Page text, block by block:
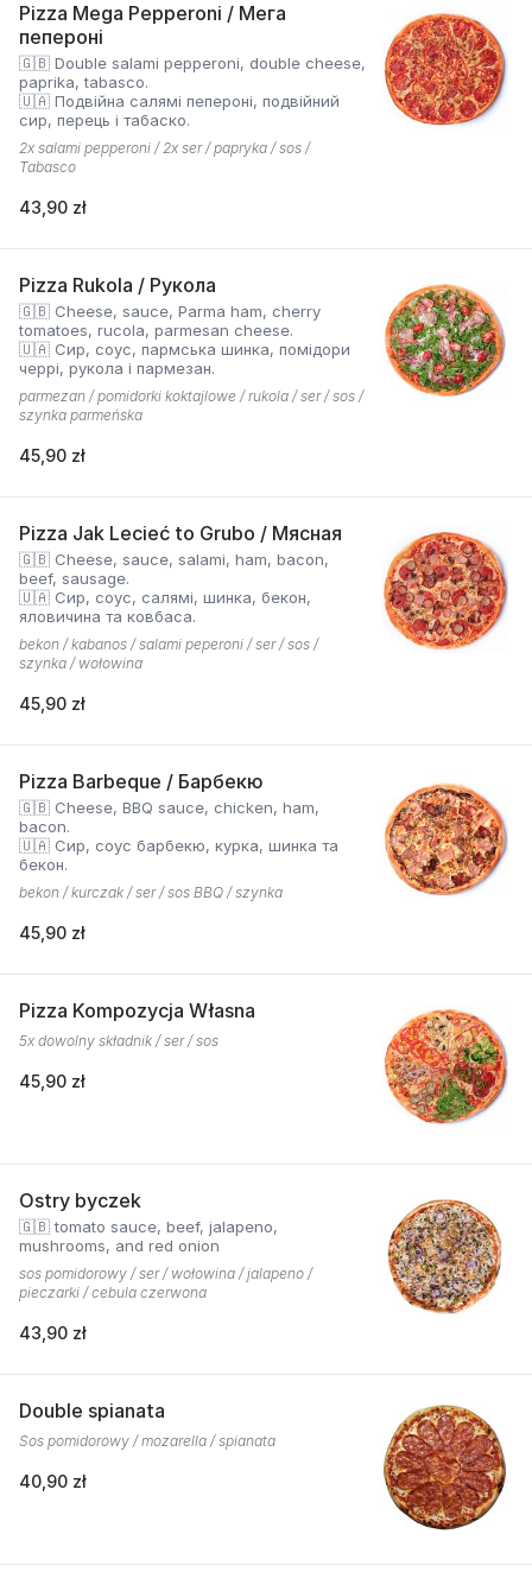
Pizza Mega Pepperoni / Мега
пепероні
🇬🇧 Double salami pepperoni, double cheese,
paprika, tabasco.
🇺🇦 Подвійна салямі пепероні, подвійний
сир, перець і табаско.
2x salami pepperoni / 2x ser / papryka / sos /
Tabasco
43,90 zł
Pizza Rukola / Рукола
🇬🇧 Cheese, sauce, Parma ham, cherry
tomatoes, rucola, parmesan cheese.
🇺🇦 Сир, соус, пармська шинка, помідори
черрі, рукола і пармезан.
parmezan / pomidorki koktajlowe / rukola / ser / sos /
szynka parmeńska
45,90 zł
Pizza Jak Lecieć to Grubo / Мясная
🇬🇧 Cheese, sauce, salami, ham, bacon,
beef, sausage.
🇺🇦 Сир, соус, салямі, шинка, бекон,
яловичина та ковбаса.
bekon / kabanos / salami peperoni / ser / sos /
szynka / wołowina
45,90 zł
Pizza Barbeque / Барбекю
🇬🇧 Cheese, BBQ sauce, chicken, ham,
bacon.
🇺🇦 Сир, соус барбекю, курка, шинка та
бекон.
bekon / kurczak / ser / sos BBQ / szynka
45,90 zł
Pizza Kompozycja Własna
5x dowolny składnik / ser / sos
45,90 zł
Ostry byczek
🇬🇧 tomato sauce, beef, jalapeno,
mushrooms, and red onion
sos pomidorowy / ser / wołowina / jalapeno /
pieczarki / cebula czerwona
43,90 zł
Double spianata
Sos pomidorowy / mozarella / spianata
40,90 zł